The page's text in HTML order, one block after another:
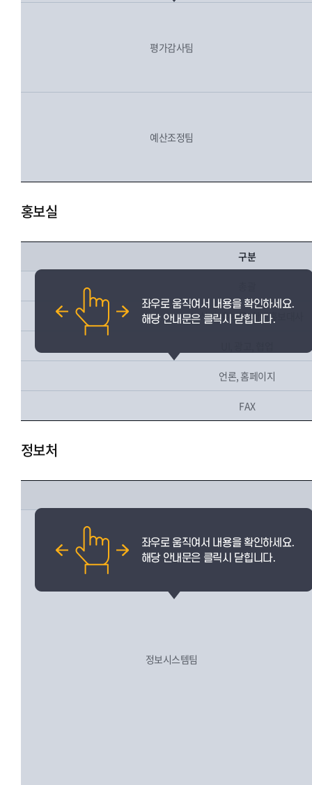
평가감사팀
예산조정팀
홍보실
구분
소식지, 홍보물, 학생홍보대사
언론, 홈페이지
FAX
정보처
정보시스템팀